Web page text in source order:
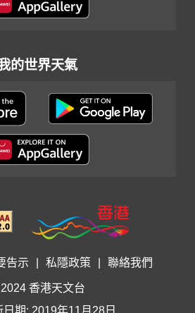
的世界天氣
告示 私隱政策 聯絡我們
香港天文台
日期: 2019年11月28日